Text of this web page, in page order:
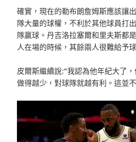
確實，現在的勒布朗詹姆斯應該讓
隊大量的球權，不利於其他球員打
隊贏球。丹吉洛拉塞爾和里夫斯都
人在場的時候，其餘兩人很難給予
皮爾斯繼續說:“我認為他年紀大了
做得越少，對球隊就越有利。這並